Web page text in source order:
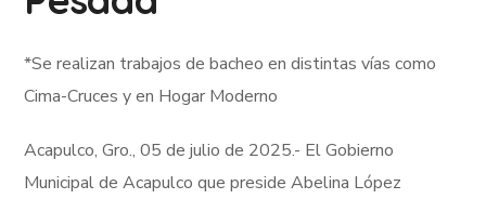
*Se realizan trabajos de bacheo en distintas vías como
Cima-Cruces y en Hogar Moderno
Acapulco, Gro., 05 de julio de 2025.- El Gobierno
Municipal de Acapulco que preside Abelina López